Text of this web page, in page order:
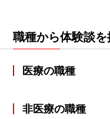
職種から体験談
医療の職種
非医療の職種